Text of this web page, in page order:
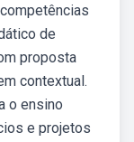
de
proposta
contextual.
o ensino
e projetos